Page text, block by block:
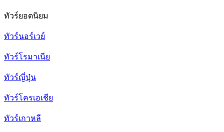
ทัวร์ยอดนิยม
ทัวร์นอร์เวย์
ทัวร์โรมาเนีย
ทัวร์ญี่ปุ่น
ทัวร์โครเอเชีย
ทัวร์เกาหลี